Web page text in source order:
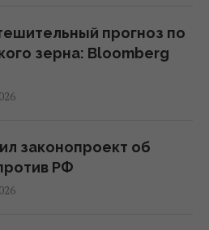
прогноз по
зерна: Bloomberg
законопроект об
РФ